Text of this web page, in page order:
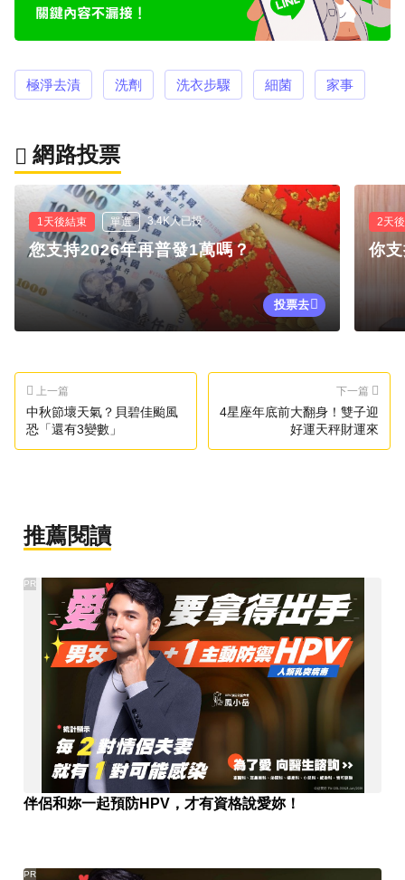
極淨去漬 洗劑 洗衣步驟 細菌 家事
網路投票
1天後結束 單選 3.4K人已投
您支持2026年再普發1萬嗎？
投票去
2天
你
上一篇
中秋節壞天氣？貝碧佳颱風
恐「還有3變數」
下一篇
4星座年底前大翻身！雙子迎
好運天秤財運來
推薦閱讀
伴侶和妳一起預防HPV，才有資格說愛妳！
PR
PR